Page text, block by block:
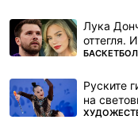
Лука
оттегля.
ПОВЕЧЕ ОТ
БАСКЕТБОЛ
Руските
на
ПОВЕЧЕ ОТ